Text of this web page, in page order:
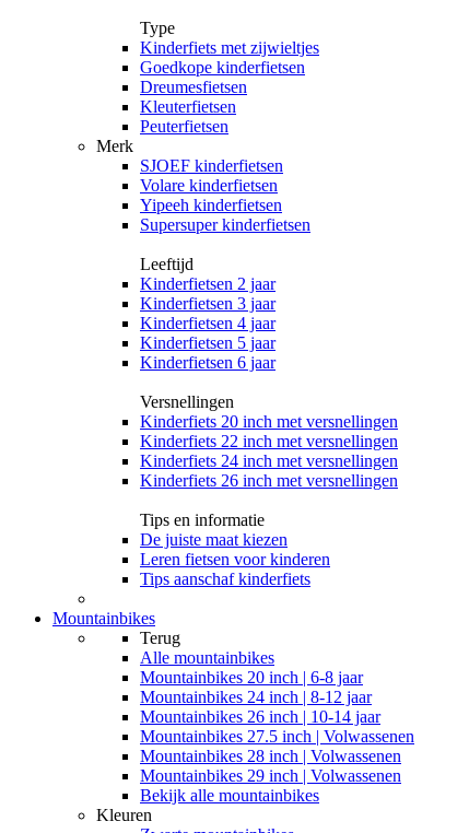
Type
Kinderfiets met zijwieltjes
Goedkope kinderfietsen
Dreumesfietsen
Kleuterfietsen
Peuterfietsen
Merk
SJOEF kinderfietsen
Volare kinderfietsen
Yipeeh kinderfietsen
Supersuper kinderfietsen
Leeftijd
Kinderfietsen 2 jaar
Kinderfietsen 3 jaar
Kinderfietsen 4 jaar
Kinderfietsen 5 jaar
Kinderfietsen 6 jaar
Versnellingen
Kinderfiets 20 inch met versnellingen
Kinderfiets 22 inch met versnellingen
Kinderfiets 24 inch met versnellingen
Kinderfiets 26 inch met versnellingen
Tips en informatie
De juiste maat kiezen
Leren fietsen voor kinderen
Tips aanschaf kinderfiets
Mountainbikes
Terug
Alle mountainbikes
Mountainbikes 20 inch | 6-8 jaar
Mountainbikes 24 inch | 8-12 jaar
Mountainbikes 26 inch | 10-14 jaar
Mountainbikes 27.5 inch | Volwassenen
Mountainbikes 28 inch | Volwassenen
Mountainbikes 29 inch | Volwassenen
Bekijk alle mountainbikes
Kleuren